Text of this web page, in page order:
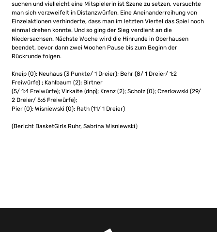
suchen und vielleicht eine Mitspielerin ist Szene zu setzen, versuchte
man sich verzweifelt in Distanzwürfen. Eine Aneinanderreihung von
Einzelaktionen verhinderte, dass man im letzten Viertel das Spiel noch
einmal drehen konnte. Und so ging der Sieg verdient an die
Niedersachsen. Nächste Woche wird die Hinrunde in Oberhausen
beendet, bevor dann zwei Wochen Pause bis zum Beginn der
Rückrunde folgen.
Kneip (0); Neuhaus (3 Punkte/ 1 Dreier); Behr (8/ 1 Dreier/ 1:2
Freiwürfe) ; Kahlbaum (2); Birtner
(5/ 1:4 Freiwürfe); Virkaite (dnp); Krenz (2); Scholz (0); Czerkawski (29/
2 Dreier/ 5:6 Freiwürfe);
Pier (0); Wisniewski (0); Rath (11/ 1 Dreier)
(Bericht BasketGirls Ruhr, Sabrina Wisniewski)